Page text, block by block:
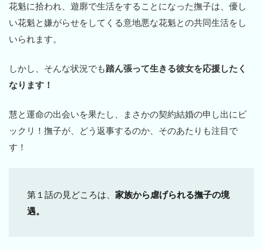
花魁に拾われ、遊廓で生活をすることになった撫子は、優し
い花魁と嫌がらせをしてくる意地悪な花魁との共同生活をし
いられます。
しかし、そんな状況でも踏ん張って生きる彼女を応援したく
なります！
慧と運命の出会いを果たし、まさかの契約結婚の申し出にビ
ックリ！撫子が、どう返事するのか、そのあたりも注目で
す！
第１話の見どころは、 家族から虐げられる撫子の境
遇。